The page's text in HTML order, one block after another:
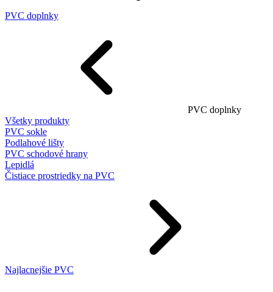
PVC doplnky
PVC doplnky
Všetky produkty
PVC sokle
Podlahové lišty
PVC schodové hrany
Lepidlá
Čistiace prostriedky na PVC
Najlacnejšie PVC